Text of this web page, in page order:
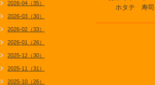
ホタテ 寿司
2026-04（35）
2026-03（30）
2026-02（33）
2026-01（26）
2025-12（30）
2025-11（31）
2025-10（26）